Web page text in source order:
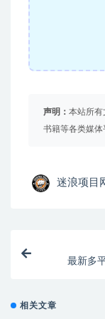
声明： 本站所有
书籍等各类媒
迷浪项目
最新多
相关文章